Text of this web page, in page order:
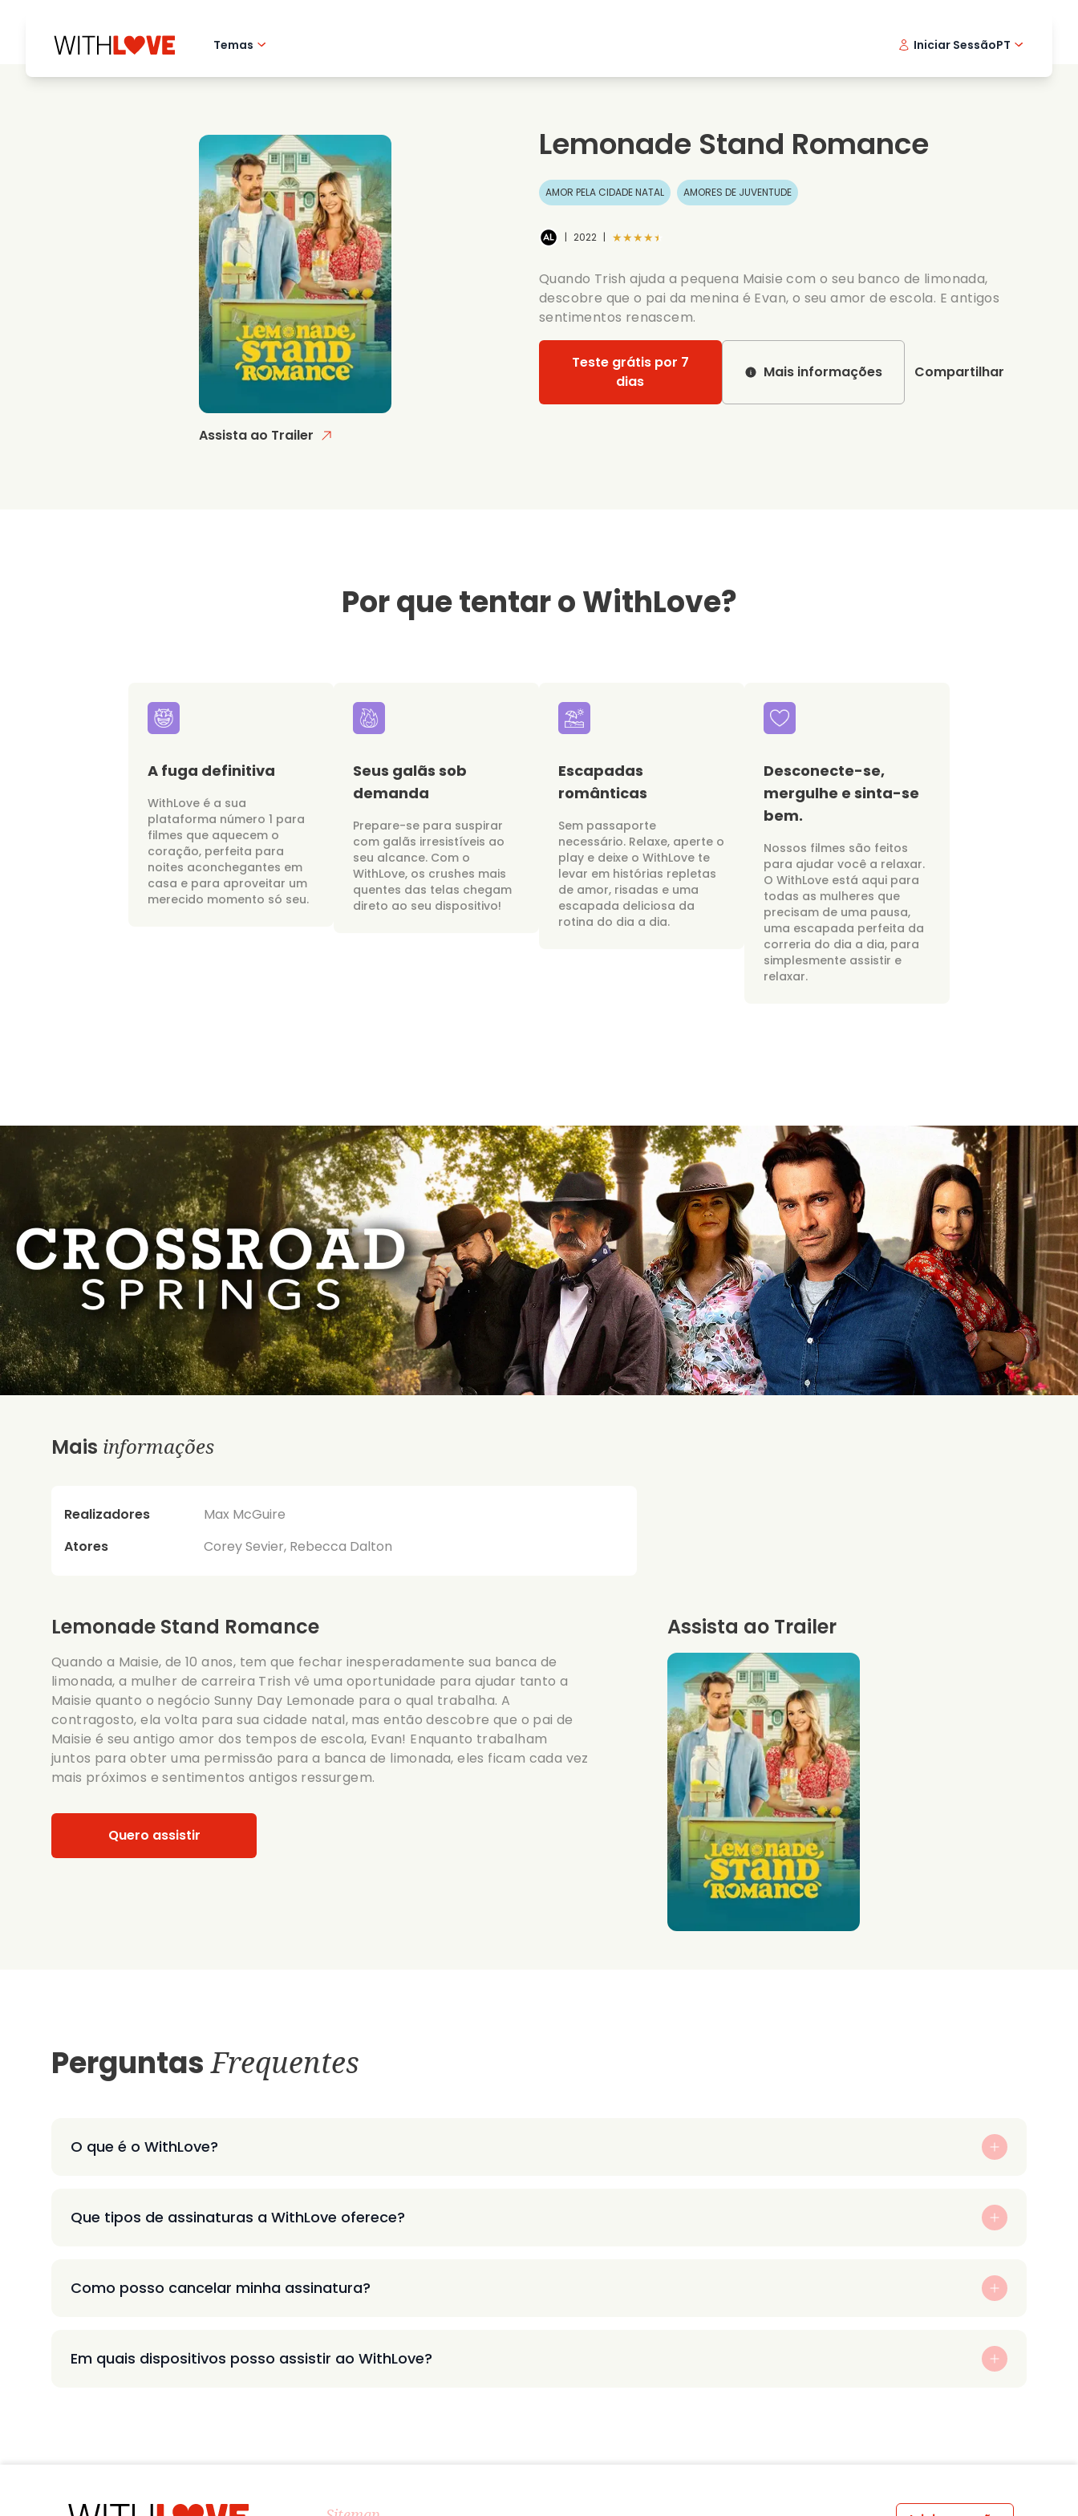
Temas
Misterios
Filmes de data
Series romanticas
Casamento
Iniciar SessãoPT
Assista ao Trailer
Lemonade Stand Romance
AMOR PELA CIDADE NATAL AMORES DE JUVENTUDE
| 2022 | ★★★★★
Quando Trish ajuda a pequena Maisie com o seu banco de limonada,
descobre que o pai da menina é Evan, o seu amor de escola. E antigos
sentimentos renascem.
Teste grátis por 7
dias
Mais informações Compartilhar
Por que tentar o WithLove?
A fuga definitiva
WithLove é a sua
plataforma número 1 para
filmes que aquecem o
coração, perfeita para
noites aconchegantes em
casa e para aproveitar um
merecido momento só seu.
Seus galãs sob
demanda
Prepare-se para suspirar
com galãs irresistíveis ao
seu alcance. Com o
WithLove, os crushes mais
quentes das telas chegam
direto ao seu dispositivo!
Escapadas
românticas
Sem passaporte
necessário. Relaxe, aperte o
play e deixe o WithLove te
levar em histórias repletas
de amor, risadas e uma
escapada deliciosa da
rotina do dia a dia.
Desconecte-se,
mergulhe e sinta-se
bem.
Nossos filmes são feitos
para ajudar você a relaxar.
O WithLove está aqui para
todas as mulheres que
precisam de uma pausa,
uma escapada perfeita da
correria do dia a dia, para
simplesmente assistir e
relaxar.
Mais informações
Realizadores
Max McGuire
Atores
Corey Sevier, Rebecca Dalton
Lemonade Stand Romance
Quando a Maisie, de 10 anos, tem que fechar inesperadamente sua banca de
limonada, a mulher de carreira Trish vê uma oportunidade para ajudar tanto a
Maisie quanto o negócio Sunny Day Lemonade para o qual trabalha. A
contragosto, ela volta para sua cidade natal, mas então descobre que o pai de
Maisie é seu antigo amor dos tempos de escola, Evan! Enquanto trabalham
juntos para obter uma permissão para a banca de limonada, eles ficam cada vez
mais próximos e sentimentos antigos ressurgem.
Quero assistir
Assista ao Trailer
PerguntasFrequentes
O que é o WithLove?
Que tipos de assinaturas a WithLove oferece?
Como posso cancelar minha assinatura?
Em quais dispositivos posso assistir ao WithLove?